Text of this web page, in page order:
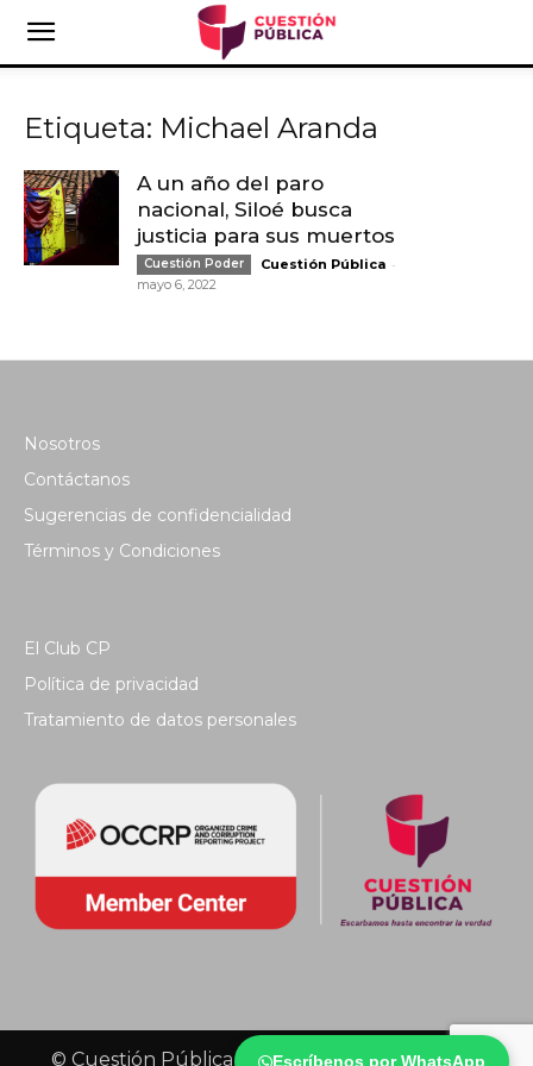
Escríbenos por WhatsApp
Etiqueta: Michael Aranda
A un año del paro
nacional, Siloé busca
justicia para sus muertos
Cuestión Poder Cuestión Pública -
mayo 6, 2022
Nosotros
Contáctanos
Sugerencias de confidencialidad
Términos y Condiciones
El Club CP
Política de privacidad
Tratamiento de datos personales
© Cuestión Pública 2018 - Todos los derechos